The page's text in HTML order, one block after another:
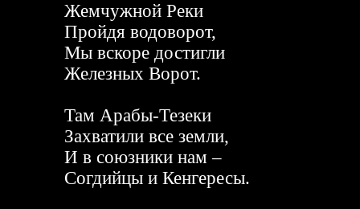
Жемчужной Реки
Пройдя водоворот,
Мы вскоре достигли
Железных Ворот.
Там Арабы-Тезеки
Захватили все земли,
И в союзники нам –
Согдийцы и Кенгересы.